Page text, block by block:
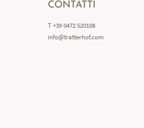
CONTATTI
T +39 0472 520108
info@tratterhof.com